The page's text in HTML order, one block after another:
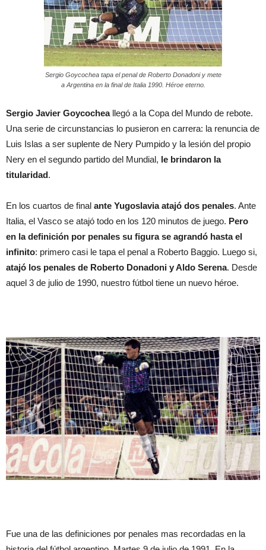
Sergio Goycochea tapa el penal de Roberto Donadoni y mete
a Argentina en la final de Italia 1990. Héroe eterno.
Sergio Javier Goycocheallegó a la Copa del Mundo de rebote.
Una serie de circunstancias lo pusieron en carrera: la renuncia de
Luis Islas a ser suplente de Nery Pumpido y la lesión del propio
Nery en el segundo partido del Mundial, le brindaron la
titularidad.
En los cuartos de final ante Yugoslavia atajó dos penales. Ante
Italia, el Vasco se atajó todo en los 120 minutos de juego. Pero
en la definición por penales su figura se agrandó hasta el
infinito: primero casi le tapa el penal a Roberto Baggio. Luego si,
atajó los penales de Roberto Donadoni y Aldo Serena. Desde
aquel 3 de julio de 1990, nuestro fútbol tiene un nuevo héroe.
Fue una de las definiciones por penales mas recordadas en la